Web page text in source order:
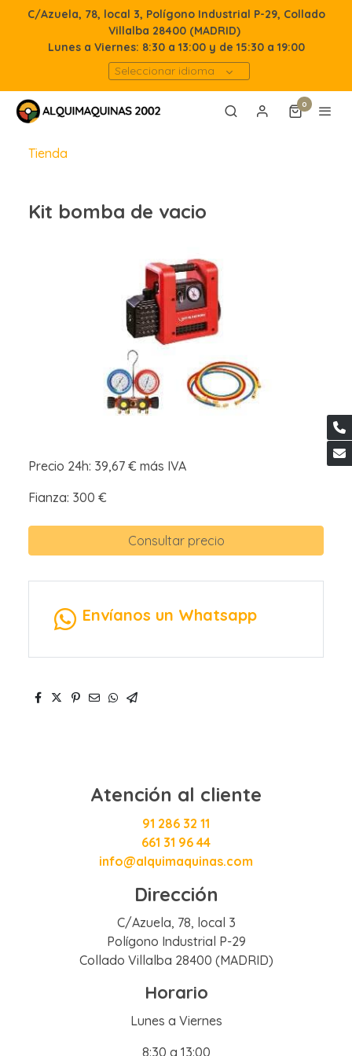
C/Azuela, 78, local 3, Polígono Industrial P-29, Collado
Villalba 28400 (MADRID)
Lunes a Viernes: 8:30 a 13:00 y de 15:30 a 19:00
Seleccionar idioma
0
Tienda
Kit bomba de vacio
Precio 24h: 39,67 € más IVA
Fianza: 300 €
Consultar precio
Envíanos un Whatsapp
Atención al cliente
91 286 32 11
661 31 96 44
info@alquimaquinas.com
Dirección
C/Azuela, 78, local 3
Polígono Industrial P-29
Collado Villalba 28400 (MADRID)
Horario
Lunes a Viernes
8:30 a 13:00